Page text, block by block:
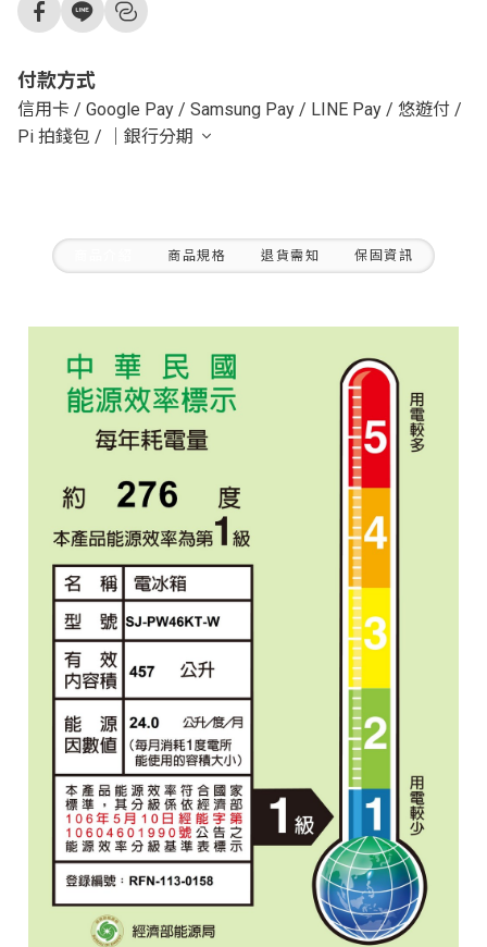
付款方式
信用卡 / Google Pay / Samsung Pay / LINE Pay / 悠遊付 /
Pi 拍錢包 / ｜銀行分期
商品規格 退貨需知 保固資訊